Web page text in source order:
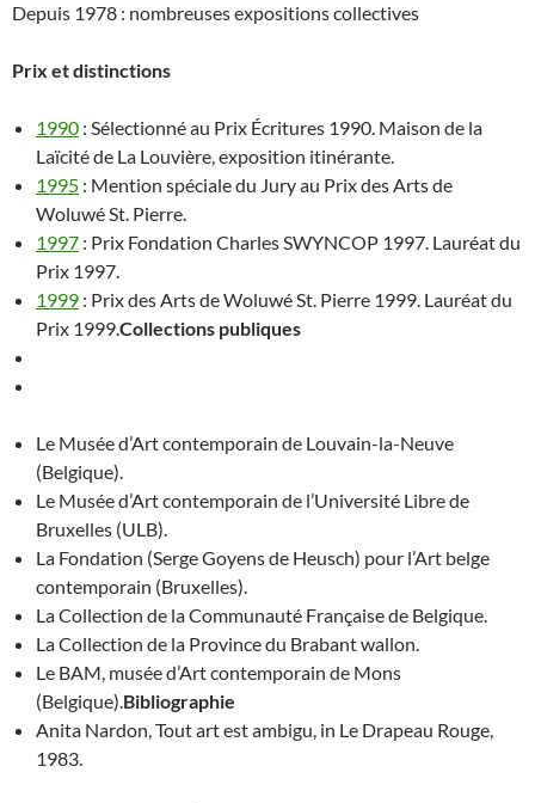
Depuis 1978 : nombreuses expositions collectives
Prix et distinctions
1990 : Sélectionné au Prix Écritures 1990. Maison de la
Laïcité de La Louvière, exposition itinérante.
1995 : Mention spéciale du Jury au Prix des Arts de
Woluwé St. Pierre.
1997 : Prix Fondation Charles SWYNCOP 1997. Lauréat du
Prix 1997.
1999 : Prix des Arts de Woluwé St. Pierre 1999. Lauréat du
Prix 1999.Collections publiques
Le Musée d’Art contemporain de Louvain-la-Neuve
(Belgique).
Le Musée d’Art contemporain de l’Université Libre de
Bruxelles (ULB).
La Fondation (Serge Goyens de Heusch) pour l’Art belge
contemporain (Bruxelles).
La Collection de la Communauté Française de Belgique.
La Collection de la Province du Brabant wallon.
Le BAM, musée d’Art contemporain de Mons
(Belgique).Bibliographie
Anita Nardon, Tout art est ambigu, in Le Drapeau Rouge,
1983.